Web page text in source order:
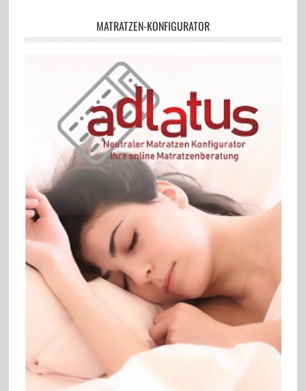
MATRATZEN-KONFIGURATOR